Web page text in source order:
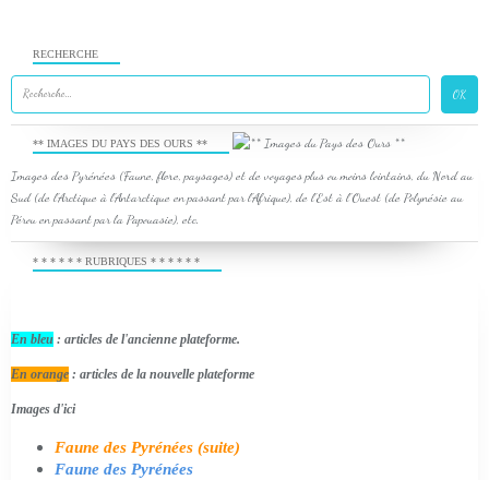
RECHERCHE
** IMAGES DU PAYS DES OURS **
Images des Pyrénées (Faune, flore, paysages) et de voyages plus ou moins lointains, du Nord au
Sud (de l'Arctique à l'Antarctique en passant par l'Afrique), de l'Est à l'Ouest (de Polynésie au
Pérou en passant par la Papouasie), etc.
* * * * * * RUBRIQUES * * * * * *
En bleu : articles de l'ancienne plateforme.
En orange : articles de la nouvelle plateforme
Images d'ici
Faune des Pyrénées (suite)
Faune des Pyrénées